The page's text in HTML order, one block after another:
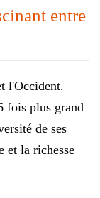
entre
l'Occident.
fois plus grand
de ses
et la richesse